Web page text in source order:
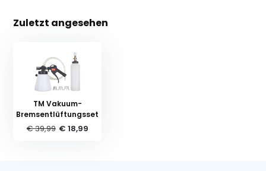
Zuletzt angesehen
TM Vakuum-
Bremsentlüftungsset
€ 39,99 € 18,99